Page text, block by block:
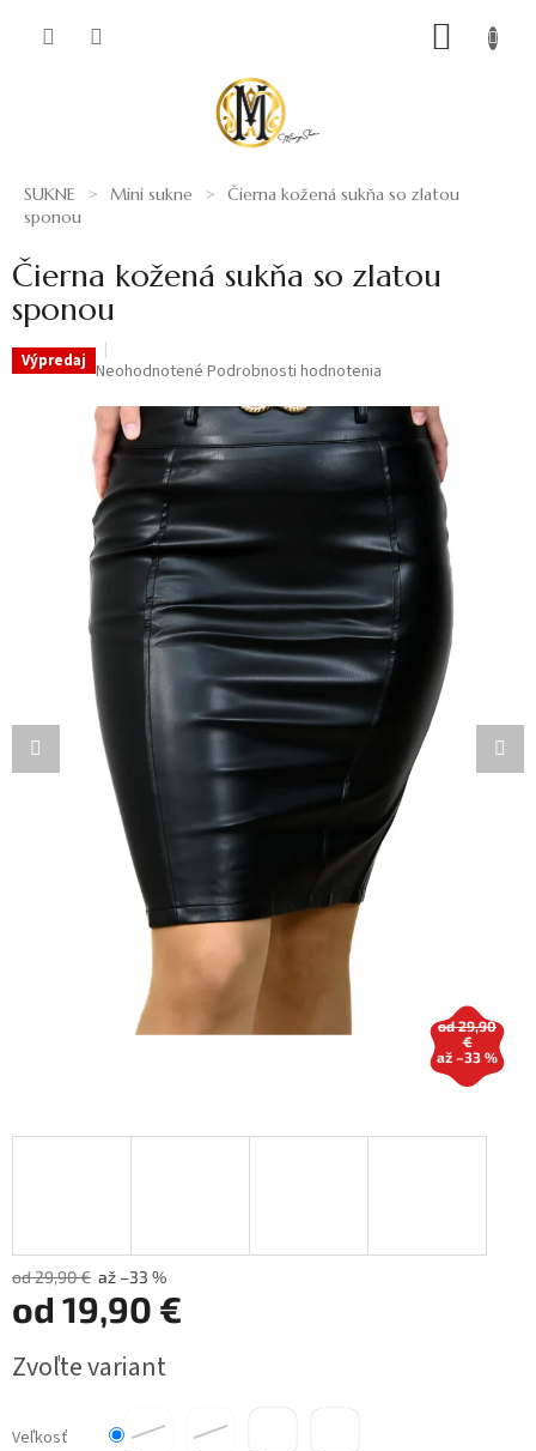
SUKNE Mini sukne
Čierna kožená sukňa so zlatou
sponou
Čierna kožená sukňa so zlatou
sponou
Výpredaj Priemerné
produktu
je
0,0
z
5
hviezdičiek.
Neohodnotené Podrobnosti hodnotenia
od 29,90
€
až –33 %
od 29,90 € až –33 %
od 19,90 €
cena:
Zvoľte variant
Veľkosť